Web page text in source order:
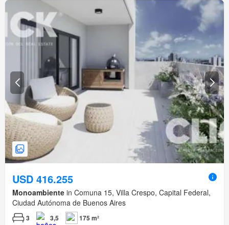
USD 416.255
Monoambiente in Comuna 15, Villa Crespo, Capital Federal,
Ciudad Autónoma de Buenos Aires
3 3,5 175 m²